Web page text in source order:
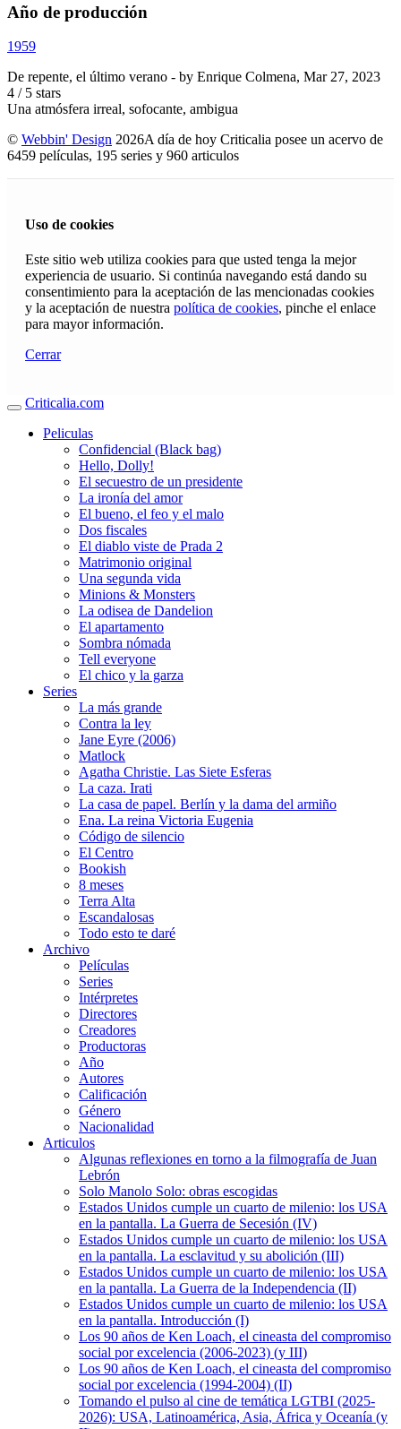
Año de producción
1959
De repente, el último verano - by Enrique Colmena, Mar 27, 2023
4 / 5 stars
Una atmósfera irreal, sofocante, ambigua
© Webbin' Design 2026A día de hoy Criticalia posee un acervo de
6459 películas, 195 series y 960 articulos
Uso de cookies
Este sitio web utiliza cookies para que usted tenga la mejor
experiencia de usuario. Si continúa navegando está dando su
consentimiento para la aceptación de las mencionadas cookies
y la aceptación de nuestra política de cookies, pinche el enlace
para mayor información.
Cerrar
Criticalia.com
Peliculas
Confidencial (Black bag)
Hello, Dolly!
El secuestro de un presidente
La ironía del amor
El bueno, el feo y el malo
Dos fiscales
El diablo viste de Prada 2
Matrimonio original
Una segunda vida
Minions & Monsters
La odisea de Dandelion
El apartamento
Sombra nómada
Tell everyone
El chico y la garza
Series
La más grande
Contra la ley
Jane Eyre (2006)
Matlock
Agatha Christie. Las Siete Esferas
La caza. Irati
La casa de papel. Berlín y la dama del armiño
Ena. La reina Victoria Eugenia
Código de silencio
El Centro
Bookish
8 meses
Terra Alta
Escandalosas
Todo esto te daré
Archivo
Películas
Series
Intérpretes
Directores
Creadores
Productoras
Año
Autores
Calificación
Género
Nacionalidad
Articulos
Algunas reflexiones en torno a la filmografía de Juan
Lebrón
Solo Manolo Solo: obras escogidas
Estados Unidos cumple un cuarto de milenio: los USA
en la pantalla. La Guerra de Secesión (IV)
Estados Unidos cumple un cuarto de milenio: los USA
en la pantalla. La esclavitud y su abolición (III)
Estados Unidos cumple un cuarto de milenio: los USA
en la pantalla. La Guerra de la Independencia (II)
Estados Unidos cumple un cuarto de milenio: los USA
en la pantalla. Introducción (I)
Los 90 años de Ken Loach, el cineasta del compromiso
social por excelencia (2006-2023) (y III)
Los 90 años de Ken Loach, el cineasta del compromiso
social por excelencia (1994-2004) (II)
Tomando el pulso al cine de temática LGTBI (2025-
2026): USA, Latinoamérica, Asia, África y Oceanía (y